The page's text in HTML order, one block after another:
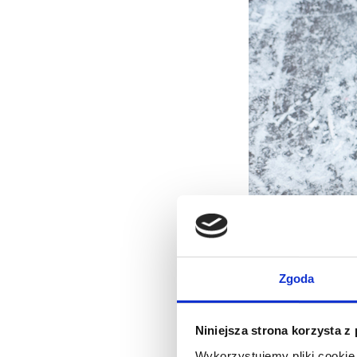
Zgoda
Niniejsza strona korzysta z